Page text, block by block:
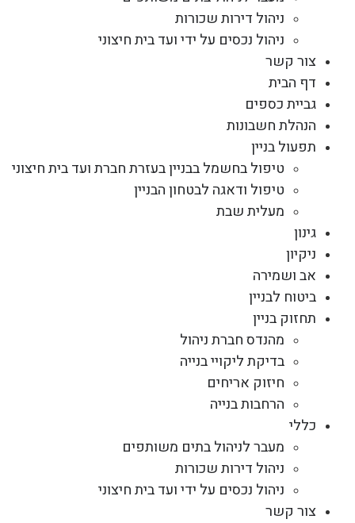
ניהול דירות שכורות
ניהול נכסים על ידי ועד בית חיצוני
צור קשר
דף הבית
גביית כספים
הנהלת חשבונות
תפעול בניין
טיפול בחשמל בבניין בעזרת חברת ועד בית חיצוני
טיפול ודאגה לבטחון הבניין
מעלית שבת
גינון
ניקיון
אב ושמירה
ביטוח לבניין
תחזוק בניין
מהנדס חברת ניהול
בדיקת ליקויי בנייה
חיזוק אריחים
הרחבות בנייה
כללי
מעבר לניהול בתים משותפים
ניהול דירות שכורות
ניהול נכסים על ידי ועד בית חיצוני
צור קשר